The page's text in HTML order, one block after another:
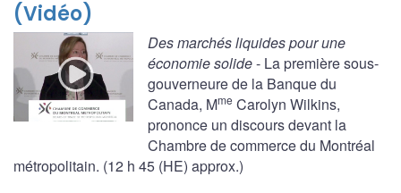
(Vidéo)
Des marchés liquides pour une
économie solide- La première sous-
gouverneure de la Banque du
Canada, Mme Carolyn Wilkins,
prononce un discours devant la
Chambre de commerce du Montréal
métropolitain. (12 h 45 (HE) approx.)